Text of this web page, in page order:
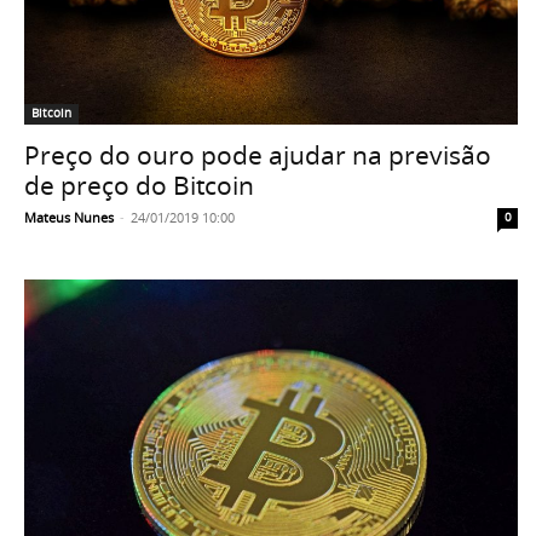
Bitcoin
Preço do ouro pode ajudar na previsão
de preço do Bitcoin
Mateus Nunes - 24/01/2019 10:00 0